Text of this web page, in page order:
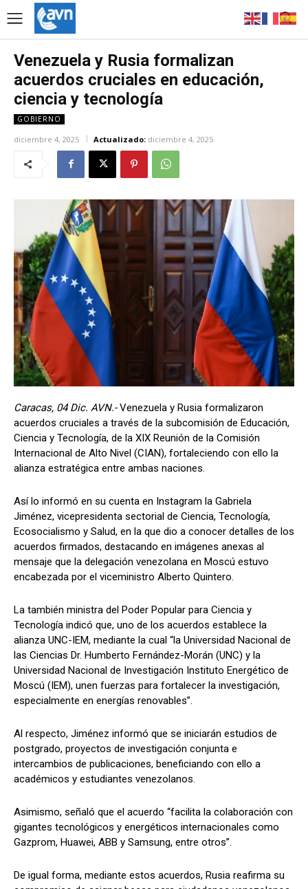
Venezuela y Rusia formalizan
acuerdos cruciales en educación,
ciencia y tecnología
GOBIERNO
diciembre 4, 2025 Actualizado: diciembre 4, 2025
Caracas, 04 Dic. AVN.-Venezuela y Rusia formalizaron
acuerdos cruciales a través de la subcomisión de Educación,
Ciencia y Tecnología, de la XIX Reunión de la Comisión
Internacional de Alto Nivel (CIAN), fortaleciendo con ello la
alianza estratégica entre ambas naciones.
Así lo informó en su cuenta en Instagram la Gabriela
Jiménez, vicepresidenta sectorial de Ciencia, Tecnología,
Ecosocialismo y Salud, en la que dio a conocer detalles de los
acuerdos firmados, destacando en imágenes anexas al
mensaje que la delegación venezolana en Moscú estuvo
encabezada por el viceministro Alberto Quintero.
La también ministra del Poder Popular para Ciencia y
Tecnología indicó que, uno de los acuerdos establece la
alianza UNC-IEM, mediante la cual “la Universidad Nacional de
las Ciencias Dr. Humberto Fernández-Morán (UNC) y la
Universidad Nacional de Investigación Instituto Energético de
Moscú (IEM), unen fuerzas para fortalecer la investigación,
especialmente en energías renovables”.
Al respecto, Jiménez informó que se iniciarán estudios de
postgrado, proyectos de investigación conjunta e
intercambios de publicaciones, beneficiando con ello a
académicos y estudiantes venezolanos.
Asimismo, señaló que el acuerdo “facilita la colaboración con
gigantes tecnológicos y energéticos internacionales como
Gazprom, Huawei, ABB y Samsung, entre otros”.
De igual forma, mediante estos acuerdos, Rusia reafirma su